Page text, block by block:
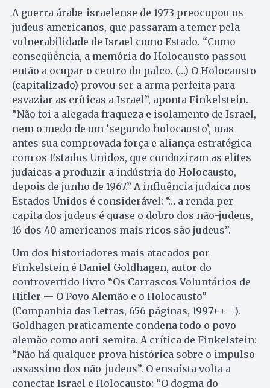
A guerra árabe-israelense de 1973 preocupou os
judeus americanos, que passaram a temer pela
vulnerabilidade de Israel como Estado. “Como
conseqüência, a memória do Holocausto passou
então a ocupar o centro do palco. (…) O Holocausto
(capitalizado) provou ser a arma perfeita para
esvaziar as críticas a Israel”, aponta Finkelstein.
“Não foi a alegada fraqueza e isolamento de Israel,
nem o medo de um ‘segundo holocausto’, mas
antes sua comprovada força e aliança estratégica
com os Estados Unidos, que conduziram as elites
judaicas a produzir a indústria do Holocausto,
depois de junho de 1967.” A influência judaica nos
Estados Unidos é considerável: “… a renda per
capita dos judeus é quase o dobro dos não-judeus,
16 dos 40 americanos mais ricos são judeus”.
Um dos historiadores mais atacados por
Finkelstein é Daniel Goldhagen, autor do
controvertido livro “Os Carrascos Voluntários de
Hitler — O Povo Alemão e o Holocausto”
(Companhia das Letras, 656 páginas, 1997++—).
Goldhagen praticamente condena todo o povo
alemão como anti-semita. A crítica de Finkelstein:
“Não há qualquer prova histórica sobre o impulso
assassino dos não-judeus”. O ensaísta volta a
conectar Israel e Holocausto: “O dogma do